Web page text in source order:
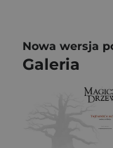
Nowa wersja
Galeria